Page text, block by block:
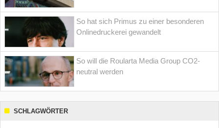
So hat sich Primus zu einer besonderen
Onlinedruckerei gewandelt
So will die Roularta Media Group CO2-
neutral werden
SCHLAGWÖRTER